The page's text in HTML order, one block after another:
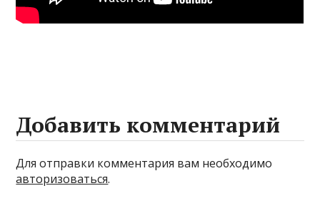
Добавить комментарий
Для отправки комментария вам необходимо
авторизоваться.